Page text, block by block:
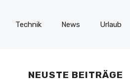
Technik News Urlaub
NEUSTE BEITRÄGE